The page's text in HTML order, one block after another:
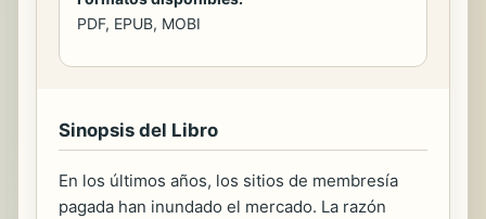
PDF, EPUB, MOBI
Sinopsis del Libro
En los últimos años, los sitios de membresía
pagada han inundado el mercado. La razón